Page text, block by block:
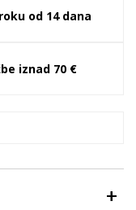
od 14 dana
iznad 70 €